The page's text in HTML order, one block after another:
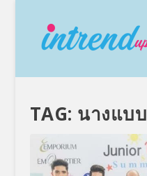
TAG: นางแบบ